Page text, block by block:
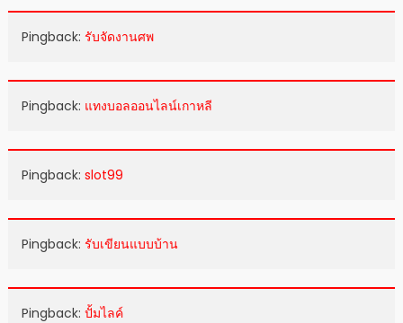
Pingback: รับจัดงานศพ
Pingback: แทงบอลออนไลน์เกาหลี
Pingback: slot99
Pingback: รับเขียนแบบบ้าน
Pingback: ปั้มไลค์